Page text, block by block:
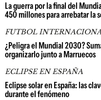
La guerra por la final del
450 millones para arrebatar la
FUTBOL
¿Peligra el Mundial 2030?
organizarlo junto a Marruecos
ECLIPSE EN ESPAÑA
Eclipse solar en España: las
durante el fenómeno